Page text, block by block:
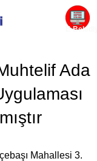
E-
Ada
Mahallesi 3.